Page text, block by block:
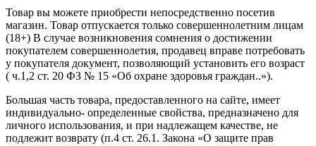
Товар вы можете приобрести непосредственно посетив
магазин. Товар отпускается только совершеннолетним лицам
(18+) В случае возникновения сомнения о достижении
покупателем совершеннолетия, продавец вправе потребовать
у покупателя документ, позволяющий установить его возраст
( ч.1,2 ст. 20 ФЗ № 15 «Об охране здоровья граждан..»).
Большая часть товара, предоставленного на сайте, имеет
индивидуально- определенные свойства, предназначено для
личного использования, и при надлежащем качестве, не
подлежит возврату (п.4 ст. 26.1. Закона «О защите прав